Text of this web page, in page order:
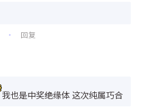
• 回复
我也是中奖绝缘体 这次纯属巧合